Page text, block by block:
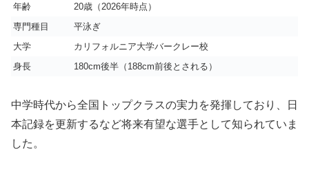
年齢
20歳（2026年時点）
専門種目
平泳ぎ
大学
カリフォルニア大学バークレー校
身長
180cm後半（188cm前後とされる）
中学時代から全国トップクラスの実力を発揮しており、日
本記録を更新するなど将来有望な選手として知られていま
した。